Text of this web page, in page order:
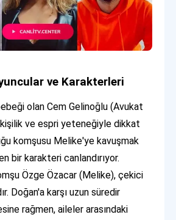
ve Karakterleri
olan Cem Gelinoğlu (Avukat
ve espri yeteneğiyle dikkat
komşusu Melike'ye kavuşmak
bir karakteri canlandırıyor.
Özge Özacar (Melike), çekici
Doğan'a karşı uzun süredir
rağmen, aileler arasındaki